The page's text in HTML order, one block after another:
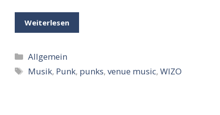
Weiterlesen
Kategorien
Allgemein
Schlagwörter
Musik, Punk, punks,venue music,WIZO